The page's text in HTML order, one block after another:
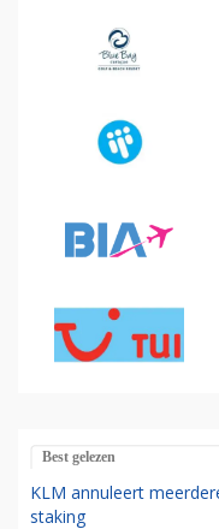
Best gelezen
KLM annuleert
staking